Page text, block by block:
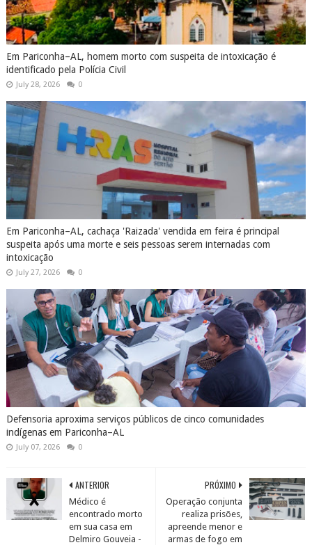
Em Pariconha–AL, homem morto com suspeita de intoxicação é
identificado pela Polícia Civil
July 28, 2026 0
Em Pariconha–AL, cachaça 'Raizada' vendida em feira é principal
suspeita após uma morte e seis pessoas serem internadas com
intoxicação
July 27, 2026 0
Defensoria aproxima serviços públicos de cinco comunidades
indígenas em Pariconha–AL
July 07, 2026 0
PRÓXIMO
Operação conjunta
realiza prisões,
apreende menor e
armas de fogo em
ANTERIOR
Médico é
encontrado morto
em sua casa em
Delmiro Gouveia -